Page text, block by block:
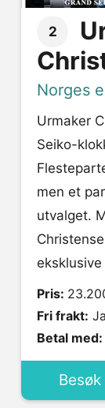
2
Norges
Urmaker
Seiko-
men et
utvalget.
Pris:
Fri frakt: Ja
Betal med:
Besøk